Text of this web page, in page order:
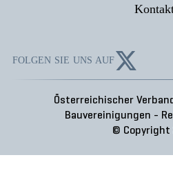
FOLGEN SIE UNS AUF
Österreichischer
Bauvereinigungen -
© Copyright